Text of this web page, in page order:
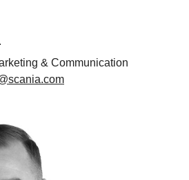
& Communication